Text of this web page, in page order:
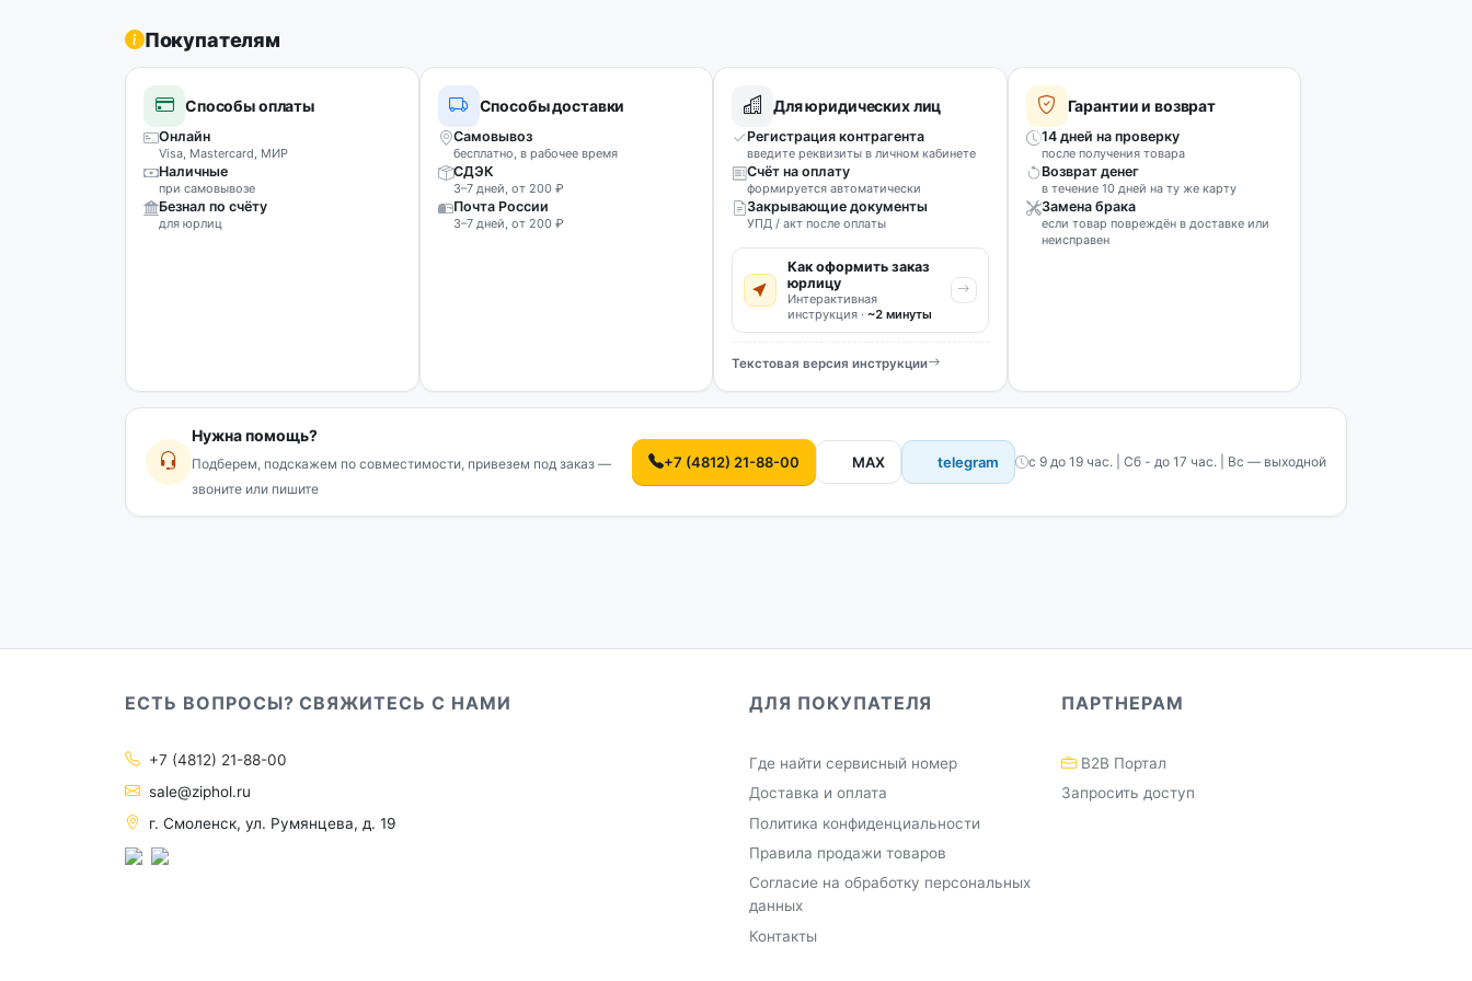
Покупателям
Способы оплаты
Онлайн
Visa, Mastercard, МИР
Наличные
при самовывозе
Безнал по счёту
для юрлиц
Способы доставки
Самовывоз
бесплатно, в рабочее время
СДЭК
3–7 дней, от 200 ₽
Почта России
3–7 дней, от 200 ₽
Для юридических лиц
Регистрация контрагента
введите реквизиты в личном кабинете
Счёт на оплату
формируется автоматически
Закрывающие документы
УПД / акт после оплаты
Как оформить заказ
юрлицу
Интерактивная
инструкция · ~2 минуты
Текстовая версия инструкции
Гарантии и возврат
14 дней на проверку
после получения товара
Возврат денег
в течение 10 дней на ту же карту
Замена брака
если товар повреждён в доставке или
неисправен
Нужна помощь?
Подберем, подскажем по совместимости, привезем под заказ —
звоните или пишите
+7 (4812) 21-88-00 MAX telegram с 9 до 19 час. | Сб - до 17 час. | Вс — выходной
ЕСТЬ ВОПРОСЫ? СВЯЖИТЕСЬ С НАМИ
+7 (4812) 21-88-00
sale@ziphol.ru
г. Смоленск, ул. Румянцева, д. 19
ДЛЯ ПОКУПАТЕЛЯ
Где найти сервисный номер
Доставка и оплата
Политика конфиденциальности
Правила продажи товаров
Согласие на обработку персональных
данных
Контакты
ПАРТНЕРАМ
B2B Портал
Запросить доступ